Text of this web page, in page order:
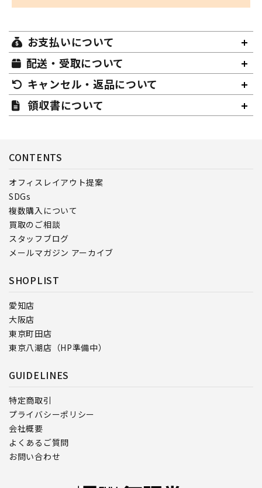
お支払いについて
配送・受取について
キャンセル・返品について
領収書について
CONTENTS
オフィスレイアウト提案
SDGs
複数購入について
買取のご相談
スタッフブログ
メールマガジン アーカイブ
SHOPLIST
愛知店
大阪店
東京町田店
東京八潮店（HP準備中）
GUIDELINES
特定商取引
プライバシーポリシー
会社概要
よくあるご質問
お問い合わせ